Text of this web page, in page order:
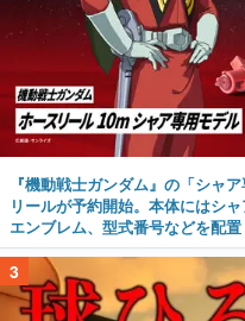
『機動戦士ガンダム』の「シャ
リールが予約開始。本体にはシ
エンブレム、型式番号などを配置
3